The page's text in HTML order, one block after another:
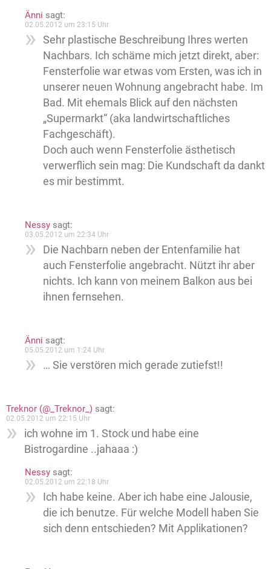
Änni sagt:
02.05.2012 um 23:15 Uhr
Sehr plastische Beschreibung Ihres werten
Nachbars. Ich schäme mich jetzt direkt, aber:
Fensterfolie war etwas vom Ersten, was ich in
unserer neuen Wohnung angebracht habe. Im
Bad. Mit ehemals Blick auf den nächsten
„Supermarkt“ (aka landwirtschaftliches
Fachgeschäft).
Doch auch wenn Fensterfolie ästhetisch
verwerflich sein mag: Die Kundschaft da dankt
es mir bestimmt.
Nessy sagt:
03.05.2012 um 22:34 Uhr
Die Nachbarn neben der Entenfamilie hat
auch Fensterfolie angebracht. Nützt ihr aber
nichts. Ich kann von meinem Balkon aus bei
ihnen fernsehen.
Änni sagt:
05.05.2012 um 1:24 Uhr
… Sie verstören mich gerade zutiefst!!
Treknor (@_Treknor_) sagt:
02.05.2012 um 22:15 Uhr
ich wohne im 1. Stock und habe eine
Bistrogardine ..jahaaa :)
Nessy sagt:
02.05.2012 um 22:18 Uhr
Ich habe keine. Aber ich habe eine Jalousie,
die ich benutze. Für welche Modell haben Sie
sich denn entschieden? Mit Applikationen?